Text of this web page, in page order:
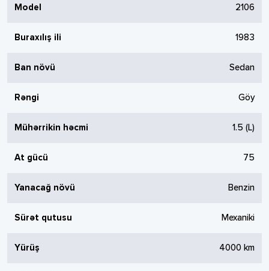
Model 2106
Buraxılış ili 1983
Ban növü Sedan
Rəngi Göy
Mühərrikin həcmi 1.5 (L)
At gücü 75
Yanacağ növü Benzin
Sürət qutusu Mexaniki
Yürüş 4000 km